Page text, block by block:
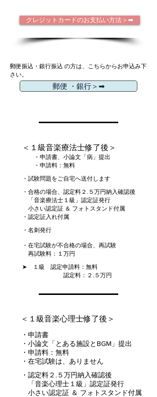
クレジットカードのお支払い方法＞➡
郵便振込・銀行振込 の方は、こちらからお申込み下
さい。
郵便 ・銀行＞➡
＜１級音楽療法士修了後＞
・申請書、小論文「病」提出
・申請料：無料
・試験問題をご自宅へ送付します
・合格の場合、認定料２.５万円納入確認後
「音楽療法士１級」認定証発行
​ 小さい認定証 ＆ フォトスタンド付属
・認定証入れ付属
・名刺発行
・在宅試験が不合格の場合、再試験
​ 再試験料：１万円
➤ １級 認定申請料：無料
認定料：２.５万円
＜１級音楽心理士修了後＞
・申請書
・小論文「とある施設と BGM 」提出
・申請料：無料
・在宅試験は、ありません
・認定料２.５万円納入確認後
「音楽心理士１級」認定証発行
​ 小さい認定証 ＆ フォトスタンド付属